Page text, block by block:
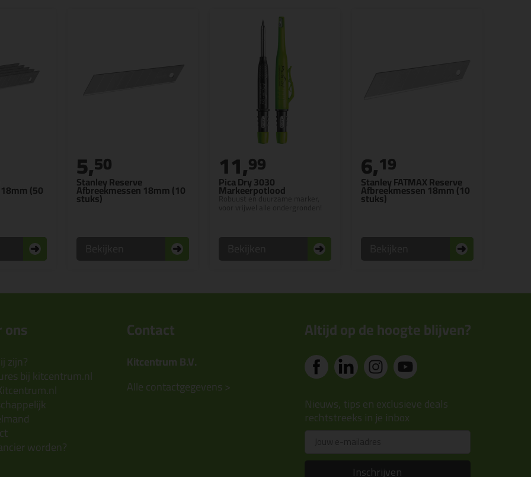
(50 Stanley Reserve
Afbreekmessen 18mm (10
stuks)
5,50
Pica Dry 3030
Markeerpotlood
Robuust en duurzame marker,
11,99
Stanley FATMAX Reserve
Afbreekmessen 18mm (10
stuks)
6,19
ons
zijn?
bij kitcentrum.nl
worden?
Contact
Kitcentrum B.V.
Alle contactgegevens >
Altijd op de hoogte blijven?
Nieuws, tips en exclusieve deals
rechtstreeks in je inbox
Inschrijven